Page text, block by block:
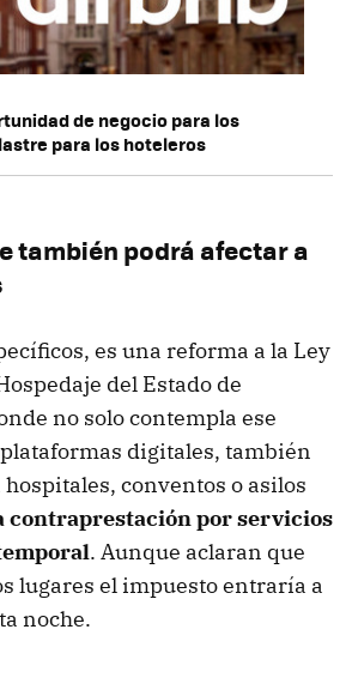
de negocio para los
para los hoteleros
también podrá afectar a
es una reforma a la Ley
del Estado de
no solo contempla ese
digitales, también
conventos o asilos
contraprestación por servicios
. Aunque aclaran que
lugares el impuesto entraría a
noche.